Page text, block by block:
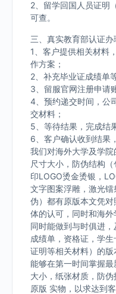
2、留学回国人员证明
可查。
三、真实教育部认证办
1、客户提供相关材料
作方案；
2、补充毕业证成绩单
3、留服官网注册申请
4、预约递交时间，公
交材料；
5、等待结果，完成结
6、客户确认收到结果
我们对海外大学及学院
尺寸大小，防伪结构
印LOGO烫金烫银，
文字图案浮雕，激光
伪）都有原版本文凭
体的认可，同时和海外
同时能做到与时俱进，
成绩单，资格证，学
证明等相关材料）的版
能够在第一时间掌握
大小，纸张材质，防
原版 实物，以求达到客